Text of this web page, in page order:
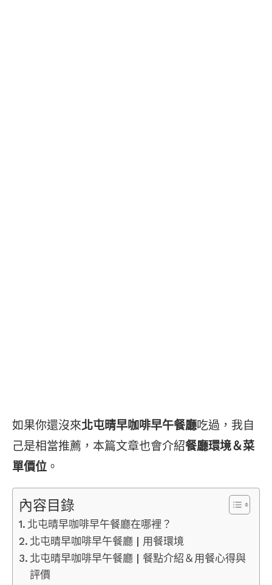
如果你還沒來北屯晴早咖啡早午餐廳吃過，我自
己是相當推薦，本篇文章也會介紹餐廳環境＆菜
單價位 。
內容目錄
北屯晴早咖啡早午餐廳在哪裡？
北屯晴早咖啡早午餐廳 | 用餐環境
北屯晴早咖啡早午餐廳 | 餐點介紹＆用餐心得與
評價